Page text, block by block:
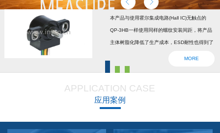
本产品与使用霍尔集成电路(Hall IC)无触点的
QP-3HB一样使用同样的螺纹安装间距，将产品
主体树脂化降低了生产成本，ESD耐性也得到了
设回位弹簧，防震动防撞击功能强大，防尘防
QP-3HB标准相同。本产品在游船、铲运车的遥
控手柄、卡车离合器和换挡等方面要求较高的领
MORE
APPLICATION CASE
应用案例